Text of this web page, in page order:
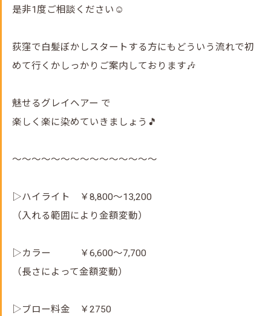
是非1度ご相談ください☺️
荻窪で白髪ぼかしスタートする方にもどういう流れで初
めて行くかしっかりご案内しております🎶
魅せるグレイヘアー で
楽しく楽に染めていきましょう🎵
～～～～～～～～～～～～～～～
▷ハイライト ￥8,800～13,200
（入れる範囲により金額変動）
▷カラー ￥6,600～7,700
（長さによって金額変動）
▷ブロー料金 ￥2750